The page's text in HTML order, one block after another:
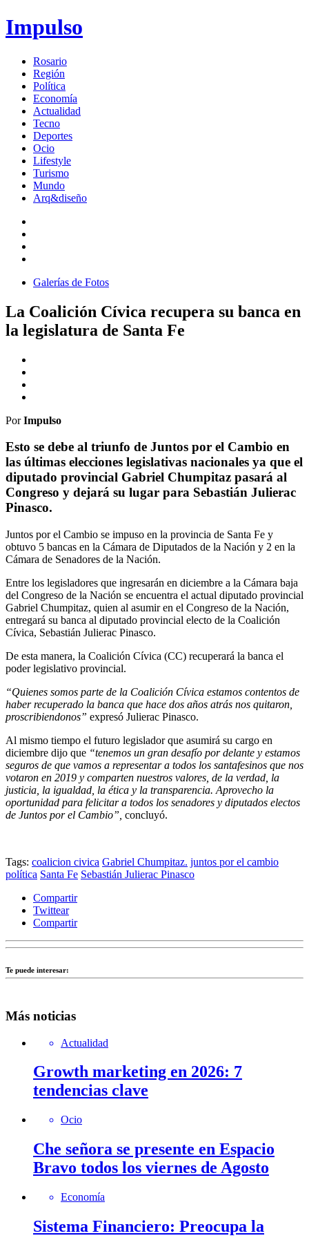
Impulso
Rosario
Región
Política
Economía
Actualidad
Tecno
Deportes
Ocio
Lifestyle
Turismo
Mundo
Arq&diseño
Galerías de Fotos
La Coalición Cívica recupera su banca en
la legislatura de Santa Fe
PorImpulso
Esto se debe al triunfo de Juntos por el Cambio en
las últimas elecciones legislativas nacionales ya que el
diputado provincial Gabriel Chumpitaz pasará al
Congreso y dejará su lugar para Sebastián Julierac
Pinasco.
Juntos por el Cambio se impuso en la provincia de Santa Fe y
obtuvo 5 bancas en la Cámara de Diputados de la Nación y 2 en la
Cámara de Senadores de la Nación.
Entre los legisladores que ingresarán en diciembre a la Cámara baja
del Congreso de la Nación se encuentra el actual diputado provincial
Gabriel Chumpitaz, quien al asumir en el Congreso de la Nación,
entregará su banca al diputado provincial electo de la Coalición
Cívica, Sebastián Julierac Pinasco.
De esta manera, la Coalición Cívica (CC) recuperará la banca el
poder legislativo provincial.
“Quienes somos parte de la Coalición Cívica estamos contentos de
haber recuperado la banca que hace dos años atrás nos quitaron,
proscribiendonos” expresó Julierac Pinasco.
Al mismo tiempo el futuro legislador que asumirá su cargo en
diciembre dijo que “tenemos un gran desafío por delante y estamos
seguros de que vamos a representar a todos los santafesinos que nos
votaron en 2019 y comparten nuestros valores, de la verdad, la
justicia, la igualdad, la ética y la transparencia. Aprovecho la
oportunidad para felicitar a todos los senadores y diputados electos
de Juntos por el Cambio”, concluyó.
Tags: coalicion civica Gabriel Chumpitaz. juntos por el cambio
política Santa Fe Sebastián Julierac Pinasco
Compartir
Twittear
Compartir
Te puede interesar:
Más noticias
Actualidad
Growth marketing en 2026: 7
tendencias clave
Ocio
Che señora se presente en Espacio
Bravo todos los viernes de Agosto
Economía
Sistema Financiero: Preocupa la